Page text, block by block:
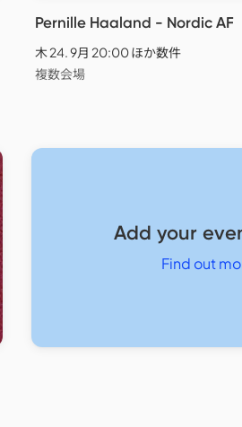
Pernille Haaland - Nordic AF
木 24. 9月 20:00 ほか数件
複数会場
Add your
Find out